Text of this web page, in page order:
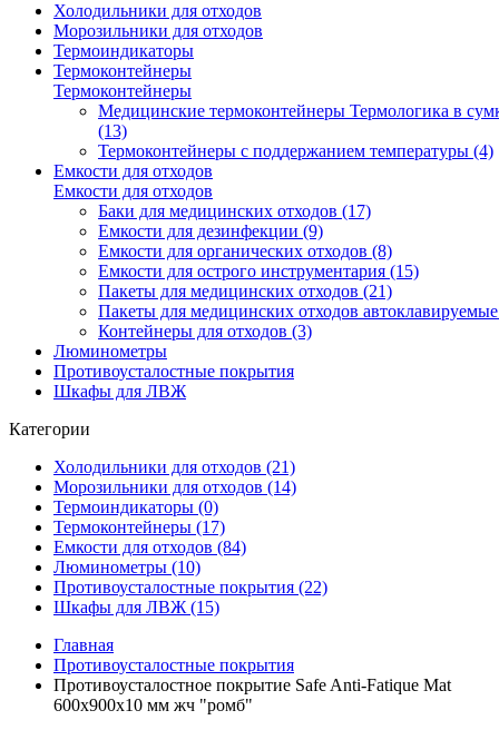
Холодильники для отходов
Морозильники для отходов
Термоиндикаторы
Термоконтейнеры
Термоконтейнеры
Медицинские термоконтейнеры Термологика в
(13)
Термоконтейнеры с поддержанием температуры (4)
Емкости для отходов
Емкости для отходов
Баки для медицинских отходов (17)
Емкости для дезинфекции (9)
Емкости для органических отходов (8)
Емкости для острого инструментария (15)
Пакеты для медицинских отходов (21)
Пакеты для медицинских отходов
Контейнеры для отходов (3)
Люминометры
Противоусталостные покрытия
Шкафы для ЛВЖ
Категории
Холодильники для отходов (21)
Морозильники для отходов (14)
Термоиндикаторы (0)
Термоконтейнеры (17)
Емкости для отходов (84)
Люминометры (10)
Противоусталостные покрытия (22)
Шкафы для ЛВЖ (15)
Главная
Противоусталостные покрытия
Противоусталостное покрытие Safe Anti-Fatique Mat
600х900х10 мм жч "ромб"